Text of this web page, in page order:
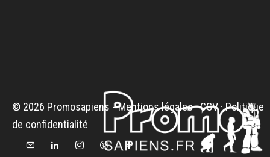
© 2026 Promosapiens -Mentions légales·CGV·Politique
de confidentialité